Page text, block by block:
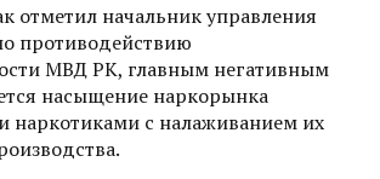
отметил начальник управления
противодействию
МВД РК, главным негативным
насыщение наркорынка
наркотиками с налаживанием их